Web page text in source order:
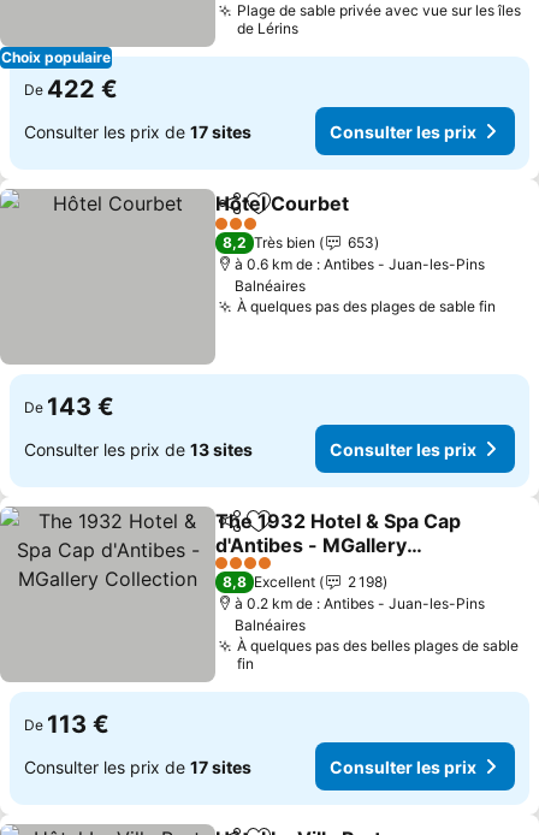
Choix populaire
Plage de sable privée avec vue sur les îles
de Lérins
De 422 €
Consulter les prix de 17 sites Consulter les prix
PartagerAjouter à mes favoris
Hôtel Courbet
3 Étoiles
8,2 Très bien
653
à 0.6 km de : Antibes - Juan-les-Pins
Balnéaires
À quelques pas des plages de sable fin
De 143 €
Consulter les prix de 13 sites Consulter les prix
PartagerAjouter à mes favoris
The 1932 Hotel & Spa Cap
d'Antibes - MGallery
Collection
Consulter les prix
4 Étoiles
8,8 Excellent
2 198
à 0.2 km de : Antibes - Juan-les-Pins
Balnéaires
À quelques pas des belles plages de sable
fin
De 113 €
Consulter les prix de 17 sites Consulter les prix